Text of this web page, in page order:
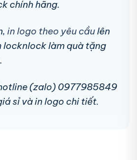
chính hãng.
in logo theo yêu cầulên
locknlock làm quà tặng
(zalo) 0977985849
sỉ và in logo chi tiết.